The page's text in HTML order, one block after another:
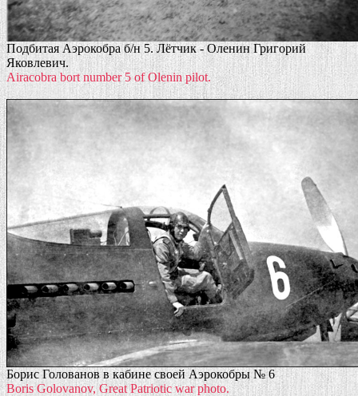
Подбитая Аэрокобра б/н 5. Лётчик - Оленин Григорий
Яковлевич.
Airacobra bort number 5 of Olenin pilot.
Борис Голованов в кабине своей Аэрокобры № 6
Boris Golovanov, Great Patriotic war photo.